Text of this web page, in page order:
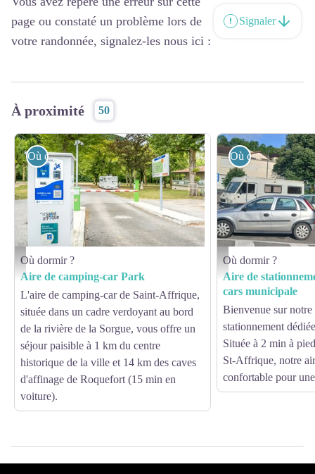
page ou constaté un problème lors de
votre randonnée, signalez-les nous ici :
Signaler
À proximité 50
Aire de camping-car Park - V.GOVIGNON
Où dormir ?
Où dormir ?
Aire de camping-car Park
L'aire de camping-car de Saint-Affrique,
située dans un cadre verdoyant au bord
de la rivière de la Sorgue, vous offre un
séjour paisible à 1 km du centre
historique de la ville et 14 km des caves
d'affinage de Roquefort (15 min en
voiture).
Aire de stationnement de
Où dormir ?
Où dormir ?
Aire de
cars municipale
Bienvenue sur notre
stationnement
Située à 2 min à
St-Affrique, notre
confortable pour